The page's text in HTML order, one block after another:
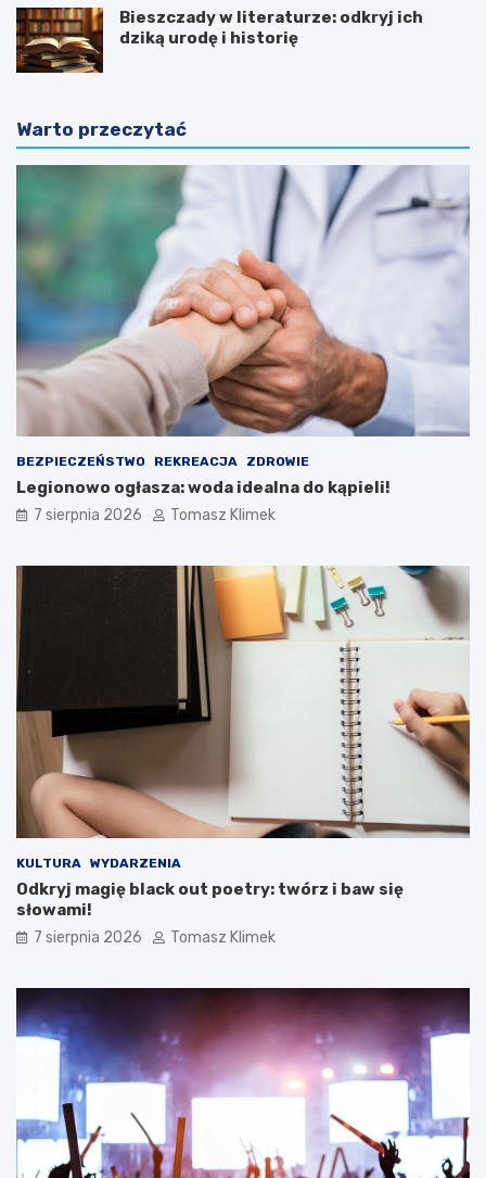
Bieszczady w literaturze: odkryj ich
dziką urodę i historię
Warto przeczytać
BEZPIECZEŃSTWO REKREACJA ZDROWIE
Legionowo ogłasza: woda idealna do kąpieli!
7 sierpnia 2026 Tomasz Klimek
KULTURA WYDARZENIA
Odkryj magię black out poetry: twórz i baw się
słowami!
7 sierpnia 2026 Tomasz Klimek